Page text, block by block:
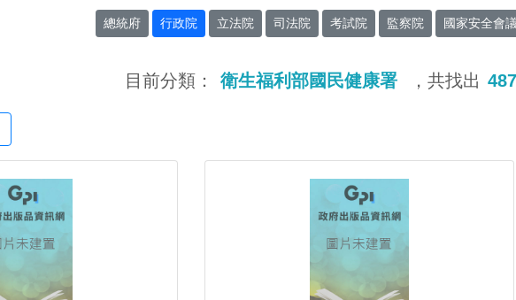
總統府 行政院 立法院 司法院 考試院 監察院 國家安全會議
目前分類： 衛生福利部國民健康署 ，共找出 487